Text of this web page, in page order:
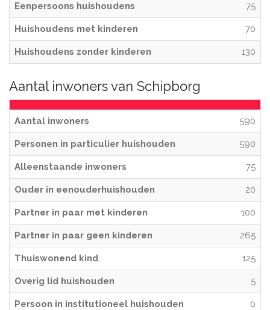
Eenpersoons huishoudens 75
Huishoudens met kinderen 70
Huishoudens zonder kinderen 130
Aantal inwoners van Schipborg
Aantal inwoners 590
Personen in particulier huishouden 590
Alleenstaande inwoners 75
Ouder in eenouderhuishouden 20
Partner in paar met kinderen 100
Partner in paar geen kinderen 265
Thuiswonend kind 125
Overig lid huishouden 5
Persoon in institutioneel huishouden 0